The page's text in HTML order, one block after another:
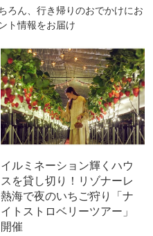
ろん、行き帰りのおでかけにお
ト情報をお届け
イルミネーション輝くハウ
スを貸し切り！リゾナーレ
熱海で夜のいちご狩り「ナ
イトストロベリーツアー」
開催